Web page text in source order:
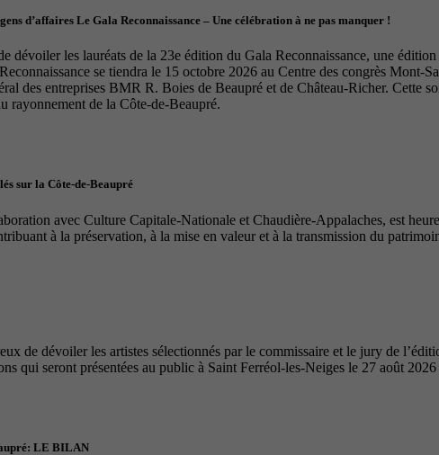
d’affaires Le Gala Reconnaissance – Une célébration à ne pas manquer !
dévoiler les lauréats de la 23e édition du Gala Reconnaissance, une
se tiendra le 15 octobre 2026 au Centre des congrès
des entreprises BMR R. Boies de Beaupré et de Château-Richer. Cette
rayonnement de la Côte-de-Beaupré.
sur la Côte-de-Beaupré
avec Culture Capitale-Nationale et Chaudière-Appalaches, est
à la préservation, à la mise en valeur et à la transmission du
de dévoiler les artistes sélectionnés par le commissaire et le jury de
qui seront présentées au public à Saint Ferréol-les-Neiges le 27 août
LE BILAN